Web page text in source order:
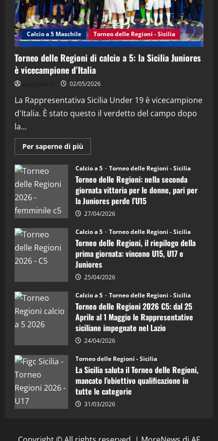
4
"SportEmpire" in Podcast Sport News
“SportEmpire” in Podcast: 27^ Puntata
(Martedi 14 Aprile 2026)
15/04/2026
"SportEmpire" in Podcast
“SportEmpire” in Podcast: 26^ Puntata
08/04/2026
Calcio a 5 Maschile Torneo delle Regioni - Sicilia
Torneo delle Regioni di calcio a 5: la Sicilia Juniores
è vicecampione d’Italia
02/05/2026
La Rappresentativa Sicilia Under 19 è vicecampione
d'Italia. È stato questo il verdetto del campo dopo
la...
Per saperne di più
informazioni
Torneo
delle
Regioni
di
calcio
a
5:
la
Juniores
è
vicecampione
d’Italia
Calcio a 5 Torneo delle Regioni - Sicilia
Torneo delle Regioni: nella seconda
giornata vittoria per le donne, pari per
la Juniores perde l’U15
27/04/2026
Calcio a 5 Torneo delle Regioni - Sicilia
Torneo delle Regioni, il riepilogo della
prima giornata: vincono U15, U17 e
Juniores
25/04/2026
Calcio a 5 Torneo delle Regioni - Sicilia
Torneo delle Regioni 2026 C5: dal 25
Aprile al 1 Maggio le Rappresentative
siciliane impegnate nel Lazio
24/04/2026
Torneo delle Regioni - Sicilia
La Sicilia saluta il Torneo delle Regioni,
mancato l’obiettivo qualificazione in
tutte le categorie
31/03/2026